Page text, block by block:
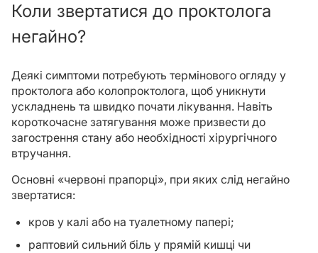
Коли звертатися до проктолога
негайно?
Деякі симптоми потребують термінового огляду у
проктолога або колопроктолога, щоб уникнути
ускладнень та швидко почати лікування. Навіть
короткочасне затягування може призвести до
загострення стану або необхідності хірургічного
втручання.
Основні «червоні прапорці», при яких слід негайно
звертатися:
кров у калі або на туалетному папері;
раптовий сильний біль у прямій кишці чи